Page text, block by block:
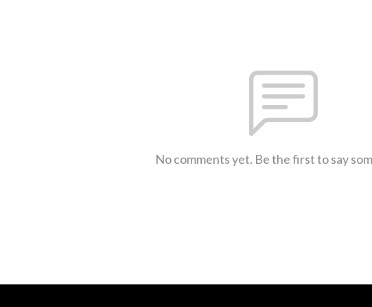
No comments yet. Be the first to say